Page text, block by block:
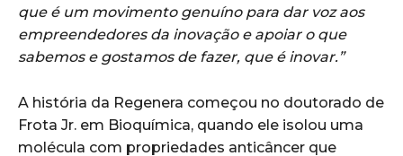
que é um movimento genuíno para dar voz aos
empreendedores da inovação e apoiar o que
sabemos e gostamos de fazer, que é inovar.”
A história da Regenera começou no doutorado de
Frota Jr. em Bioquímica, quando ele isolou uma
molécula com propriedades anticâncer que